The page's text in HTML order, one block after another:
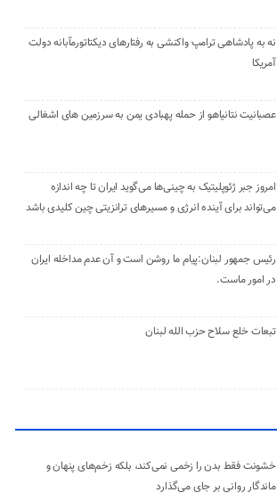
نه به پادشاهی ترامپ واکنشی به رفتارهای دیکتاتورمآبانه دولت
آمریکا
عصبانیت نتانیاهو از حمله پهبادی یمن به سرزمین های اشغالی
امروز جبر ژئوپلیتیک به چینی‌ها می‌گوید ایران تا چه اندازه
می‌تواند برای آینده انرژی و مسیرهای ترانزیتی چین کلیدی باشد
رئیس جمهور لبنان:پیام ما روشن است و آن عدم مداخله ایران
در امور ماست.
تبعات خلع سلاح حزب الله لبنان
خشونت فقط بدن را زخمی نمی‌کند، بلکه زخم‌های پنهان و
ماندگار روانی بر جای می‌گذارد